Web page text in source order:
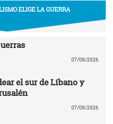
ELIGE LA GUERRA
07/08/2026
el sur de Líbano y
07/08/2026